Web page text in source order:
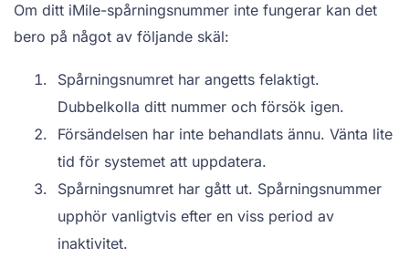
Om ditt iMile-spårningsnummer inte fungerar kan det
bero på något av följande skäl:
Spårningsnumret har angetts felaktigt.
Dubbelkolla ditt nummer och försök igen.
Försändelsen har inte behandlats ännu. Vänta lite
tid för systemet att uppdatera.
Spårningsnumret har gått ut. Spårningsnummer
upphör vanligtvis efter en viss period av
inaktivitet.